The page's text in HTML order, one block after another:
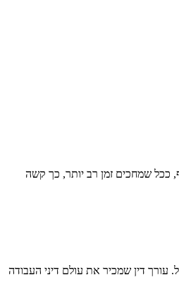
ככל שמחכים זמן רב יותר, כך קשה
עורך דין שמכיר את עולם דיני העבודה